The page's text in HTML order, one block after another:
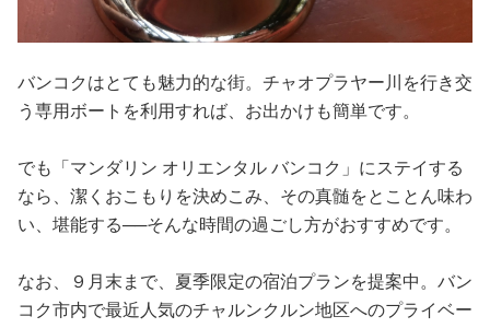
バンコクはとても魅力的な街。チャオプラヤー川を行き交
う専用ボートを利用すれば、お出かけも簡単です。
でも「マンダリン オリエンタル バンコク」にステイする
なら、潔くおこもりを決めこみ、その真髄をとことん味わ
い、堪能する──そんな時間の過ごし方がおすすめです。
なお、９月末まで、夏季限定の宿泊プランを提案中。バン
コク市内で最近人気のチャルンクルン地区へのプライベー